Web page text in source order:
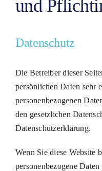
und
Datenschutz
Die Betreiber dieser
persönlichen Daten sehr
personenbezogenen
den gesetzlichen
Datenschutzerklärung.
Wenn Sie diese Website
personenbezogene